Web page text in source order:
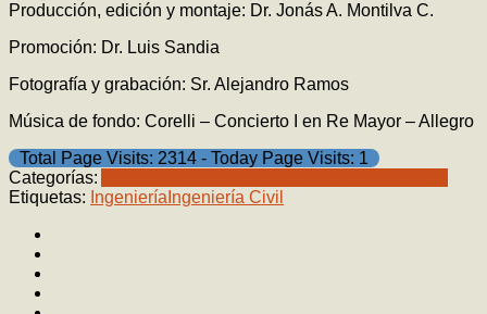
Producción, edición y montaje: Dr. Jonás A. Montilva C.
Promoción: Dr. Luis Sandia
Fotografía y grabación: Sr. Alejandro Ramos
Música de fondo: Corelli – Concierto I en Re Mayor – Allegro
Total Page Visits: 2314 - Today Page Visits: 1
Categorías:
Etiquetas: Ingeniería Ingeniería Civil